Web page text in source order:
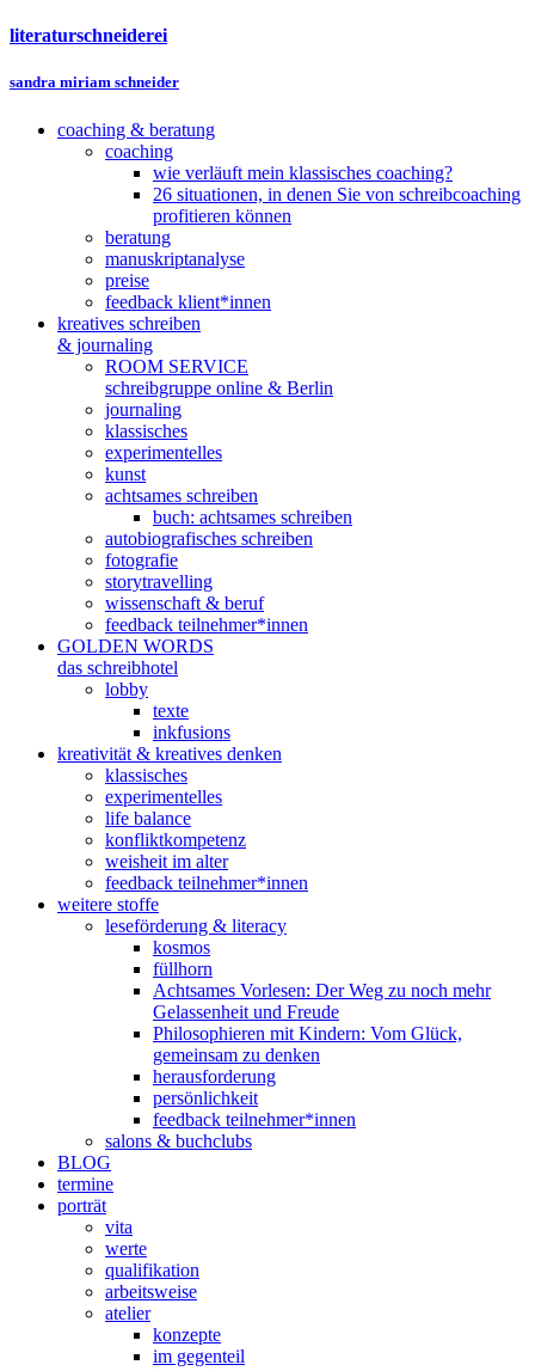
literaturschneiderei
sandra miriam schneider
coaching & beratung
coaching
wie verläuft mein klassisches coaching?
26 situationen, in denen Sie von schreibcoaching
profitieren können
beratung
manuskriptanalyse
preise
feedback klient*innen
kreatives schreiben
& journaling
ROOM SERVICE
schreibgruppe online & Berlin
journaling
klassisches
experimentelles
kunst
achtsames schreiben
buch: achtsames schreiben
autobiografisches schreiben
fotografie
storytravelling
wissenschaft & beruf
feedback teilnehmer*innen
GOLDEN WORDS
das schreibhotel
lobby
texte
inkfusions
kreativität & kreatives denken
klassisches
experimentelles
life balance
konfliktkompetenz
weisheit im alter
feedback teilnehmer*innen
weitere stoffe
leseförderung & literacy
kosmos
füllhorn
Achtsames Vorlesen: Der Weg zu noch mehr
Gelassenheit und Freude
Philosophieren mit Kindern: Vom Glück,
gemeinsam zu denken
herausforderung
persönlichkeit
feedback teilnehmer*innen
salons & buchclubs
BLOG
termine
porträt
vita
werte
qualifikation
arbeitsweise
atelier
konzepte
im gegenteil